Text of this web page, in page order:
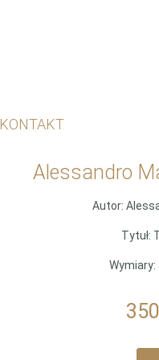
KONTAKT
Alessandro
Autor:
Tytuł:
Wymiary: